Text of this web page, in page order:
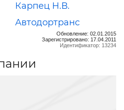
Карпец Н.В.
Автодортранс
Обновление: 02.01.2015
Зарегистрировано: 17.04.2011
Идентификатор: 13234